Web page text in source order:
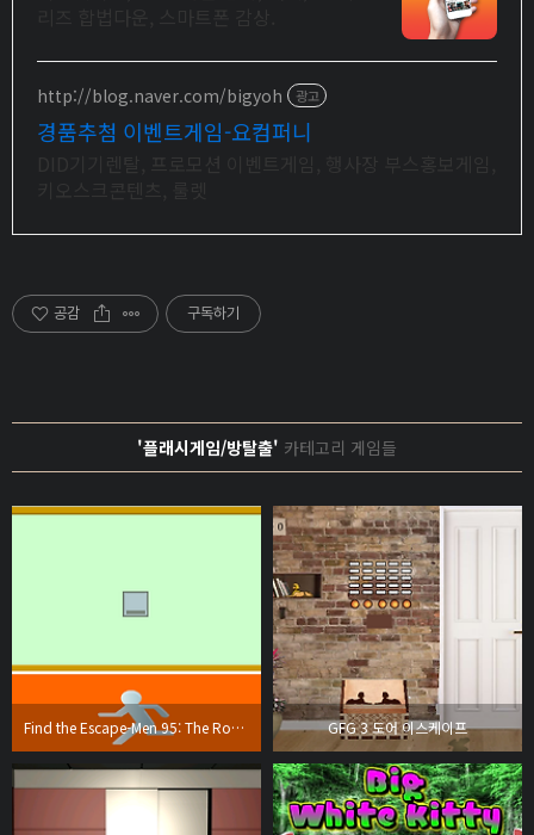
http://blog.naver.com/bigyoh 광고
경품추첨 이벤트게임-요컴퍼니
공감 구독하기
'플래시게임/방탈출' 카테고리 게임들
Find the Escape-Men 95: The Room with No Door GFG 3 도어 이스케이프